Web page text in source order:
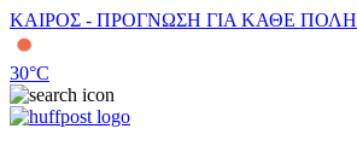
ΚΑΙΡΟΣ - ΠΡΟΓΝΩΣΗ ΓΙΑ ΚΑΘΕ ΠΟΛΗ
30°C